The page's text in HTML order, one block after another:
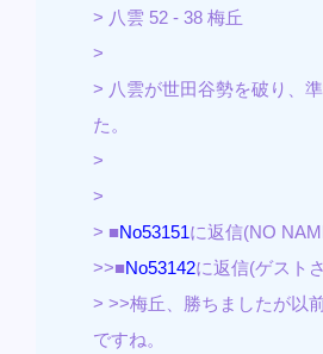
> 八雲 52 - 38 梅丘
>
> 八雲が世田谷勢を破り、
た。
>
>
> ■No53151に返信(NO
>>■No53142に返信(ゲスト
> >>梅丘、勝ちましたが以
ですね。